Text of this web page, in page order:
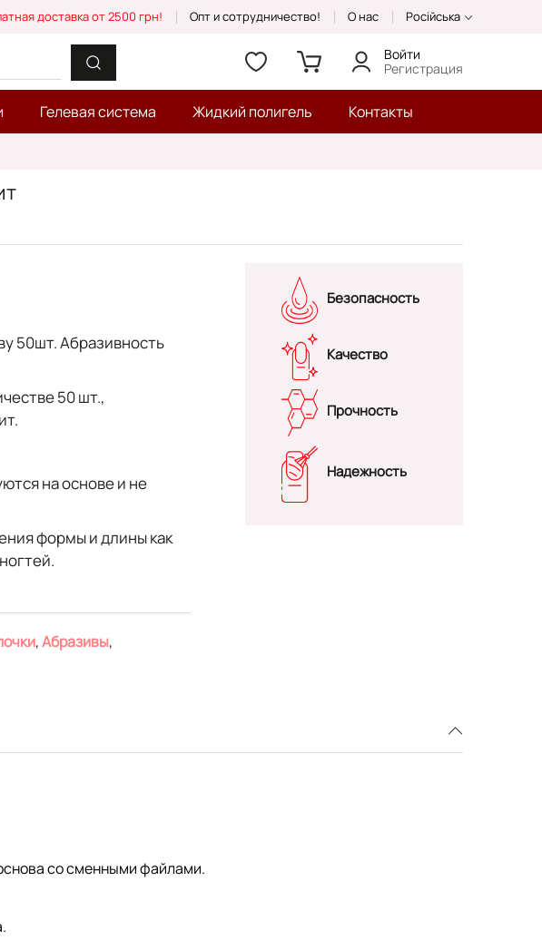
доставка от 2500 грн! Опт и сотрудничество! О нас Російська
Войти
Регистрация
Гелевая система Жидкий полигель Контакты
50шт. Абразивность
50 шт.,
на основе и не
формы и длины как
,Абразивы,
Безопасность
Качество
Прочность
Надежность
со сменными файлами.